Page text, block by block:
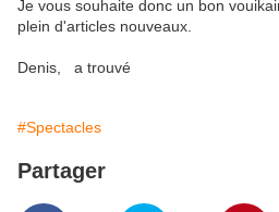
Je vous souhaite donc un bon
plein d'articles nouveaux.
Denis, a trouvé
#Spectacles
Partager